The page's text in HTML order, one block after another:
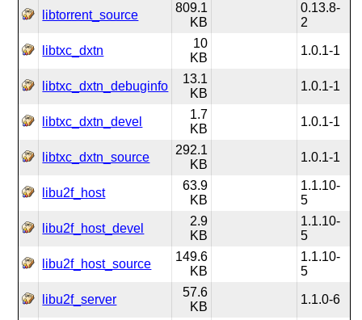
libtorrent_source
809.1
KB
0.13.8-
2
libtxc_dxtn
10
KB
1.0.1-1
libtxc_dxtn_debuginfo
13.1
KB
1.0.1-1
libtxc_dxtn_devel
1.7
KB
1.0.1-1
libtxc_dxtn_source
292.1
KB
1.0.1-1
libu2f_host
63.9
KB
1.1.10-
5
libu2f_host_devel
2.9
KB
1.1.10-
5
libu2f_host_source
149.6
KB
1.1.10-
5
libu2f_server
57.6
KB
1.1.0-6